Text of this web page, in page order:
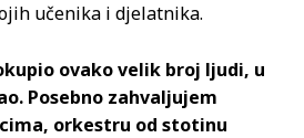
učenika i djelatnika.
ovako velik broj ljudi, u
Posebno zahvaljujem
orkestru od stotinu